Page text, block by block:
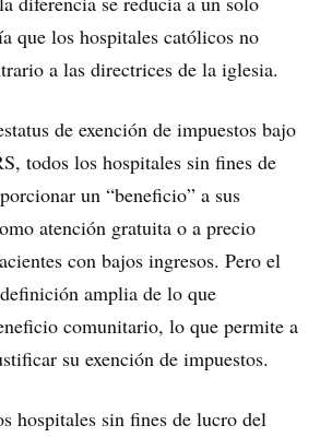
que los hospitales católicos no
a las directrices de la iglesia.
de exención de impuestos bajo
todos los hospitales sin fines de
un “beneficio” a sus
atención gratuita o a precio
con bajos ingresos. Pero el
amplia de lo que
comunitario, lo que permite a
su exención de impuestos.
hospitales sin fines de lucro del